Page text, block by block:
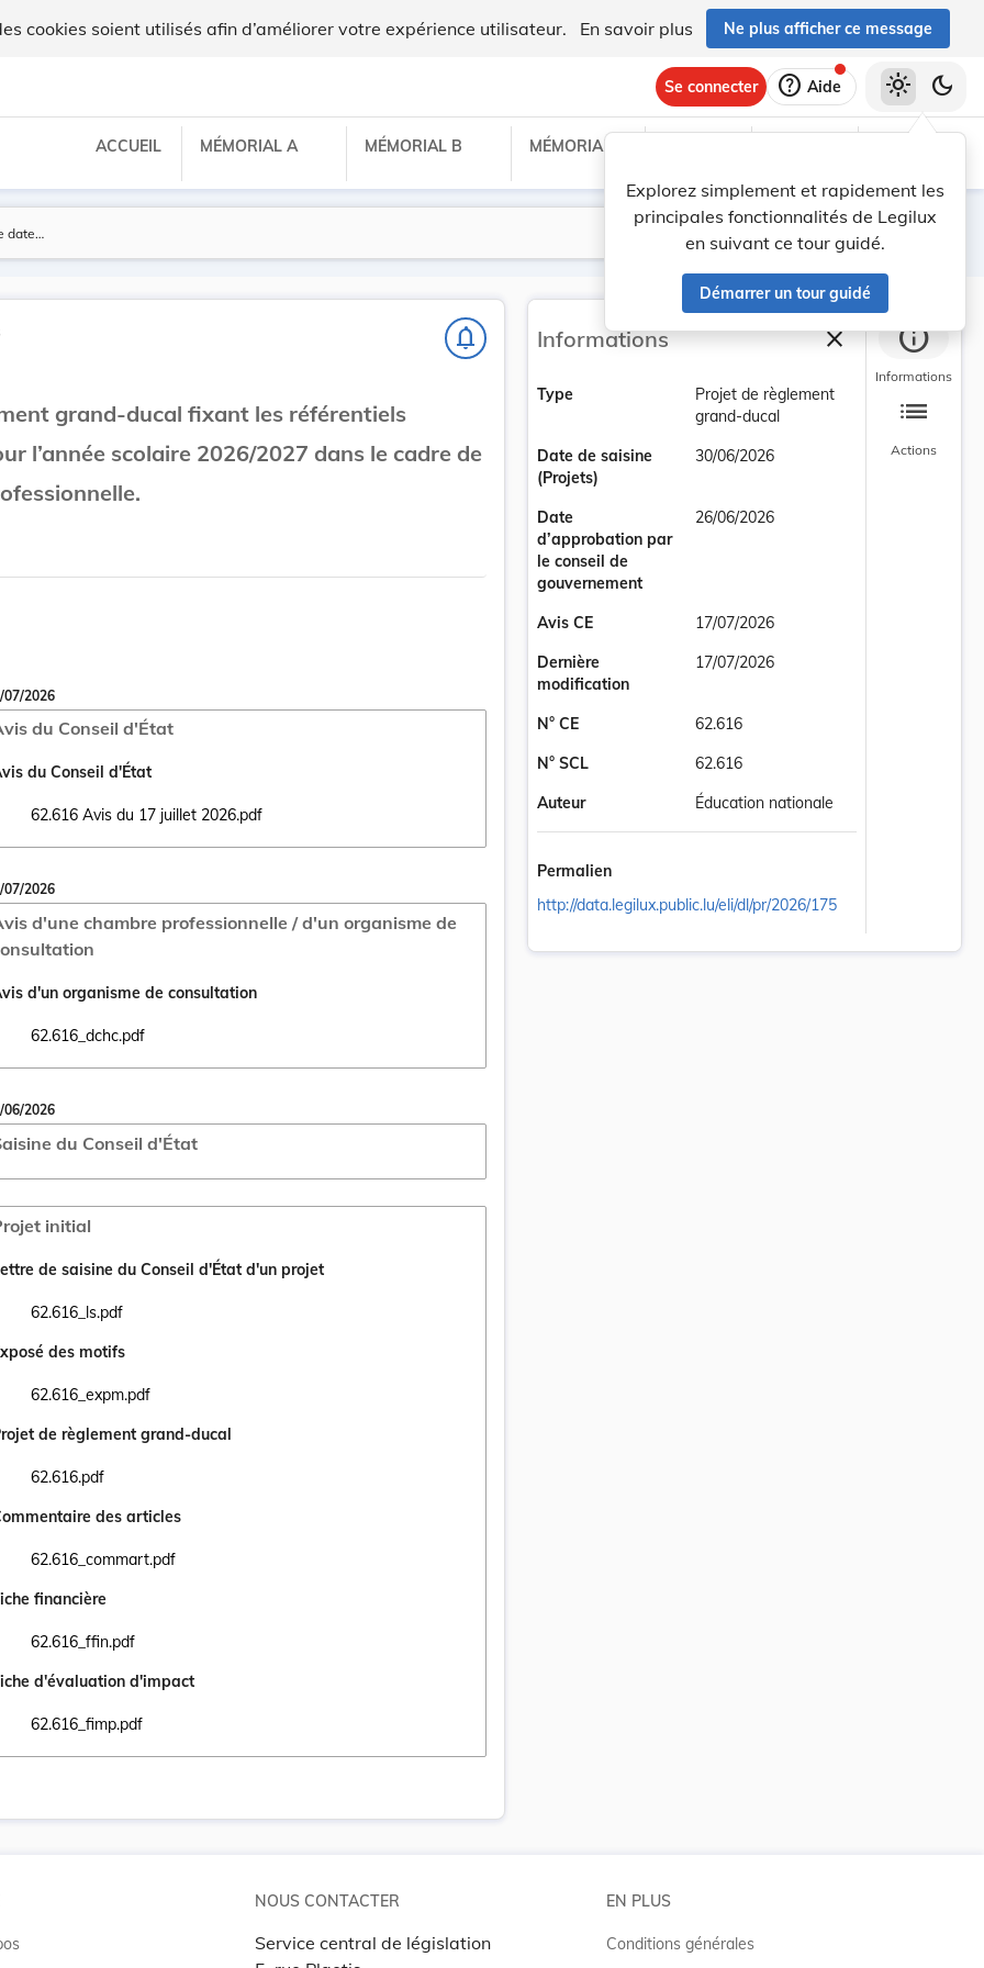
cookies soient utilisés afin d’améliorer votre expérience utilisateur. En savoir plus Ne plus afficher ce message
Se connecter help Aide
Explorez simplement et rapidement les
principales fonctionnalités de Legilux
en suivant ce tour guidé.
Démarrer un tour guidé
light_mode dark_mode
ACCUEIL MÉMORIAL A MÉMORIAL B MÉMORIAL C
Lancer la recherche
Filtres
notifications_none
grand-ducal fixant les référentiels
l’année scolaire 2026/2027 dans le cadre de
07/2026
du Conseil d'État
du Conseil d'État
62.616 Avis du 17 juillet 2026.pdf
Ouvrir le document 62.616 Avis du 17 juillet 2026.pdf dans un nouvel onglet
07/2026
d'une chambre professionnelle / d'un organisme de
d'un organisme de consultation
62.616_dchc.pdf
Ouvrir le document 62.616_dchc.pdf dans un nouvel onglet
06/2026
du Conseil d'État
initial
de saisine du Conseil d'État d'un projet
62.616_ls.pdf
Ouvrir le document 62.616_ls.pdf dans un nouvel onglet
des motifs
62.616_expm.pdf
Ouvrir le document 62.616_expm.pdf dans un nouvel onglet
de règlement grand-ducal
62.616.pdf
Ouvrir le document 62.616.pdf dans un nouvel onglet
des articles
62.616_commart.pdf
Ouvrir le document 62.616_commart.pdf dans un nouvel onglet
financière
62.616_ffin.pdf
Ouvrir le document 62.616_ffin.pdf dans un nouvel onglet
d'évaluation d'impact
62.616_fimp.pdf
Ouvrir le document 62.616_fimp.pdf dans un nouvel onglet
Informations closeFermer la barre
Type
Projet de règlement
grand-ducal
Date de saisine
(Projets)
30/06/2026
Date
d’approbation par
le conseil de
gouvernement
26/06/2026
Avis CE
17/07/2026
Dernière
modification
17/07/2026
N° CE
62.616
N° SCL
62.616
Auteur
Éducation nationale
Permalien
http://data.legilux.public.lu/eli/dl/pr/2026/175
info
Informations
list
Actions
NOUS CONTACTER
Service central de législation
EN PLUS
Conditions générales